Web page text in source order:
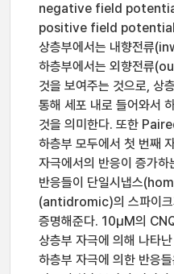
negative field potential
positive field potential
상층부에서는 내향전류
하층부에서는 외향전류
것을 보여주는 것으로, 상
통해 세포 내로 들어와서
것을 의미한다. 또한
하층부 모두에서 첫 번째
자극에서의 반응이 증가
반응들이 단일시냅스
(antidromic)의 스파이크
증명해준다. 10μM의
상층부 자극에 의해 나타
하층부 자극에 의한 반응